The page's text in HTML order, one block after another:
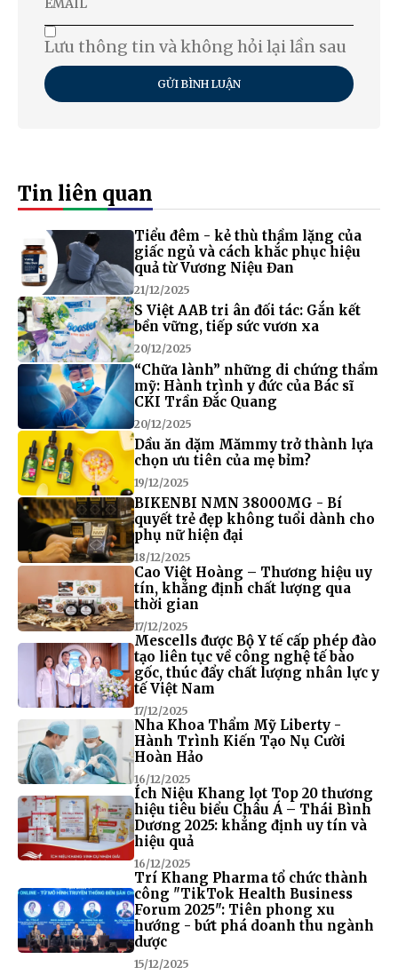
Lưu thông tin và không hỏi lại lần sau
GỬI BÌNH LUẬN
Tin liên quan
Tiểu đêm - kẻ thù thầm lặng của
giấc ngủ và cách khắc phục hiệu
quả từ Vương Niệu Đan
21/12/2025
S Việt AAB tri ân đối tác: Gắn kết
bền vững, tiếp sức vươn xa
20/12/2025
“Chữa lành” những di chứng thẩm
mỹ: Hành trình y đức của Bác sĩ
CKI Trần Đắc Quang
20/12/2025
Dầu ăn dặm Mămmy trở thành lựa
chọn ưu tiên của mẹ bỉm?
19/12/2025
BIKENBI NMN 38000MG - Bí
quyết trẻ đẹp không tuổi dành cho
phụ nữ hiện đại
18/12/2025
Cao Việt Hoàng – Thương hiệu uy
tín, khẳng định chất lượng qua
thời gian
17/12/2025
Mescells được Bộ Y tế cấp phép đào
tạo liên tục về công nghệ tế bào
gốc, thúc đẩy chất lượng nhân lực y
tế Việt Nam
17/12/2025
Nha Khoa Thẩm Mỹ Liberty -
Hành Trình Kiến Tạo Nụ Cười
Hoàn Hảo
16/12/2025
Ích Niệu Khang lọt Top 20 thương
hiệu tiêu biểu Châu Á – Thái Bình
Dương 2025: khẳng định uy tín và
hiệu quả
16/12/2025
Trí Khang Pharma tổ chức thành
công "TikTok Health Business
Forum 2025": Tiên phong xu
hướng - bứt phá doanh thu ngành
dược
15/12/2025